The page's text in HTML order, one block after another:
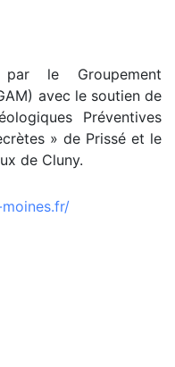
le Groupement
avec le soutien de
Préventives
» de Prissé et le
de Cluny.